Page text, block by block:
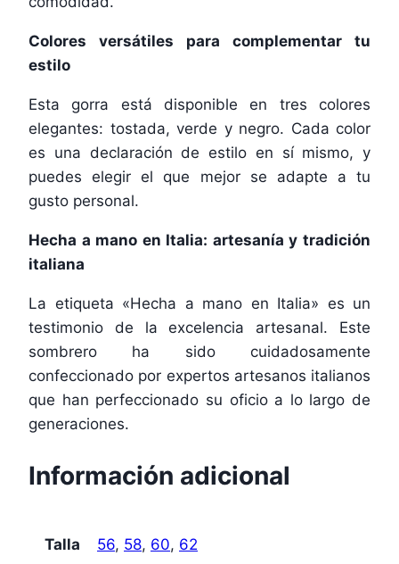
Colores versátiles para complementar tu
estilo
Esta gorra está disponible en tres colores
elegantes: tostada, verde y negro. Cada color
es una declaración de estilo en sí mismo, y
puedes elegir el que mejor se adapte a tu
gusto personal.
Hecha a mano en Italia: artesanía y tradición
italiana
La etiqueta «Hecha a mano en Italia» es un
testimonio de la excelencia artesanal. Este
sombrero ha sido cuidadosamente
confeccionado por expertos artesanos italianos
que han perfeccionado su oficio a lo largo de
generaciones.
Información adicional
Talla 56, 58, 60, 62